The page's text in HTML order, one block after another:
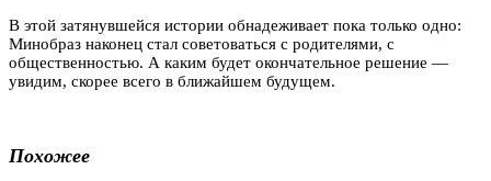
В этой затянувшейся истории обнадеживает пока только одно:
Минобраз наконец стал советоваться с родителями, с
общественностью. А каким будет окончательное решение —
увидим, скорее всего в ближайшем будущем.
Похожее